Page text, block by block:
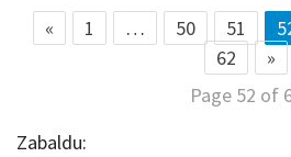
« 1 … 50 51
62
»
Page 52 of
Zabaldu: